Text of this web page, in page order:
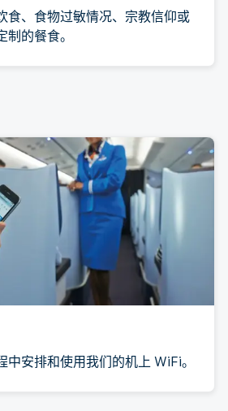
食、食物过敏情况、宗教信仰或
的餐食。
中安排和使用我们的机上 WiFi。